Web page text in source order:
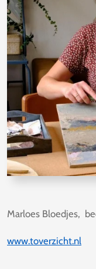
Marloes Bloedjes,
www.toverzicht.nl